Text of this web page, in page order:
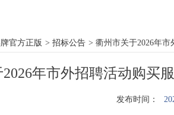
官方正版 > 招标公告 > 衢州市关于2026年
年市外招聘活动购买
发布时间：